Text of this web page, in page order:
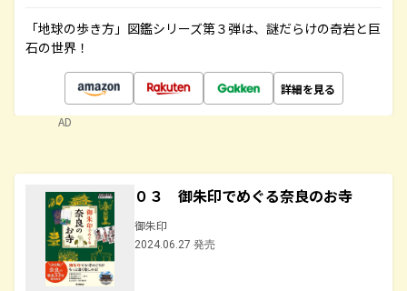
「地球の歩き方」図鑑シリーズ第３弾は、謎だらけの奇岩と巨
石の世界！
詳細を見る
AD
０３ 御朱印でめぐる奈良のお寺
御朱印
2024.06.27 発売